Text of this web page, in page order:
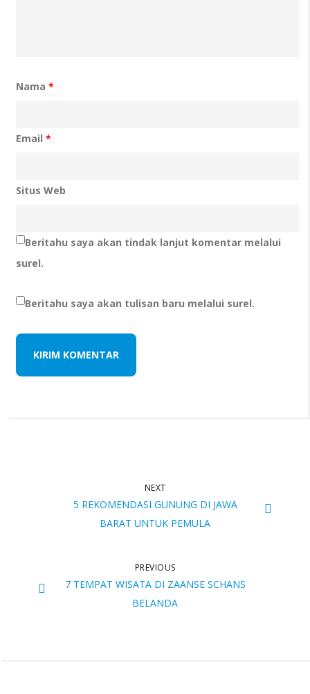
Nama*
Email*
Situs Web
Beritahu saya akan tindak lanjut komentar melalui
surel.
Beritahu saya akan tulisan baru melalui surel.
NEXT
5 REKOMENDASI GUNUNG DI JAWA
BARAT UNTUK PEMULA
PREVIOUS
7 TEMPAT WISATA DI ZAANSE SCHANS
BELANDA